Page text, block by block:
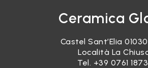
Ceramica
Castel Sant’Elia
Località La
Tel. +39 0761